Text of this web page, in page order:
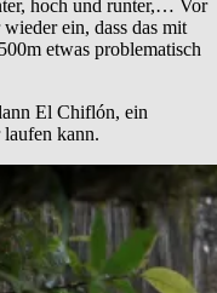
hoch und runter,… Vor
ein, dass das mit
etwas problematisch
El Chiflón, ein
kann.